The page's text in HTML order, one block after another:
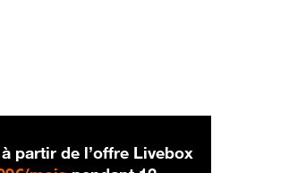
partir de l’offre Livebox